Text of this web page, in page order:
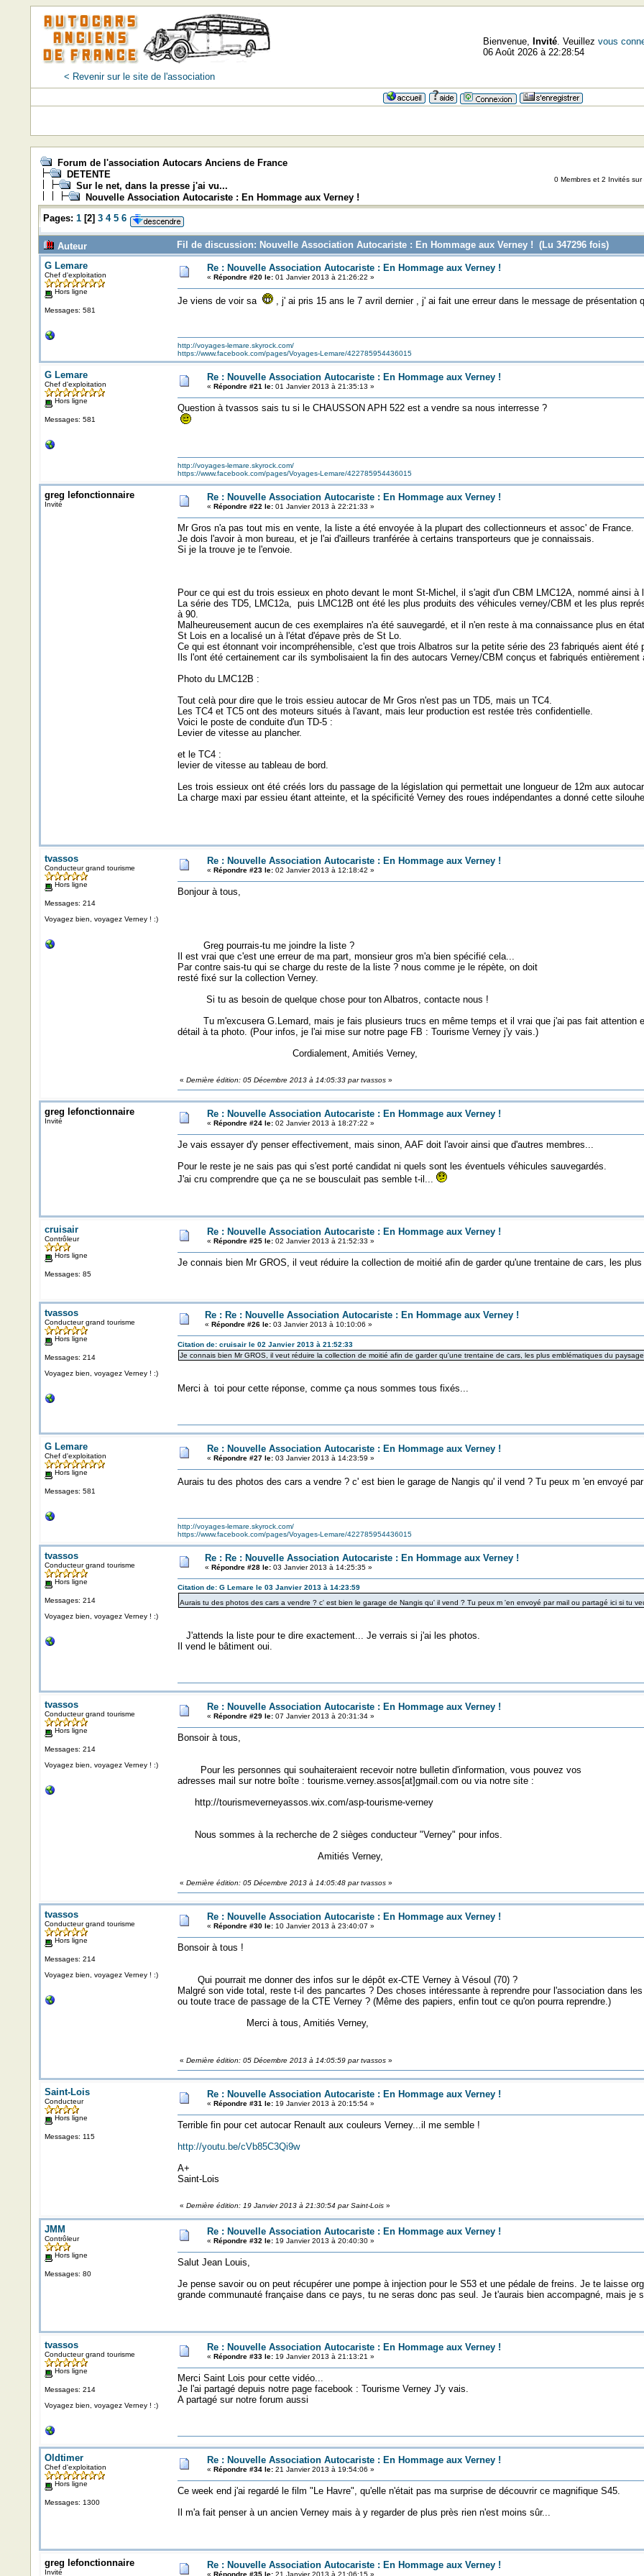
< Revenir sur le site de l'association
Bienvenue, Invité. Veuillez vous
06 Août 2026 à 22:28:54
Forum de l'association Autocars Anciens de France
DETENTE
Sur le net, dans la presse j'ai vu...
Nouvelle Association Autocariste : En Hommage aux Verney !
0 Membres et 2 Invités sur
Pages: 1[2] 3 4 5 6
Auteur
Fil de discussion: Nouvelle Association Autocariste : En Hommage aux Verney ! (Lu 347296 fois)
G Lemare
Chef d'exploitation
Hors ligne
Messages: 581
Re : Nouvelle Association Autocariste : En Hommage aux Verney !
« Répondre #20 le:01 Janvier 2013 à 21:26:22 »
Je viens de voir sa , j' ai pris 15 ans le 7 avril dernier , j' ai fait une erreur dans le message de présentation
http://voyages-lemare.skyrock.com/
https://www.facebook.com/pages/Voyages-Lemare/422785954436015
G Lemare
Chef d'exploitation
Hors ligne
Messages: 581
Re : Nouvelle Association Autocariste : En Hommage aux Verney !
« Répondre #21 le:01 Janvier 2013 à 21:35:13 »
Question à tvassos sais tu si le CHAUSSON APH 522 est a vendre sa nous interresse ?
http://voyages-lemare.skyrock.com/
https://www.facebook.com/pages/Voyages-Lemare/422785954436015
greg lefonctionnaire
Invité
Re : Nouvelle Association Autocariste : En Hommage aux Verney !
« Répondre #22 le:01 Janvier 2013 à 22:21:33 »
Mr Gros n'a pas tout mis en vente, la liste a été envoyée à la plupart des collectionneurs et assoc' de France.
Je dois l'avoir à mon bureau, et je l'ai d'ailleurs tranférée à certains transporteurs que je connaissais.
Si je la trouve je te l'envoie.
Pour ce qui est du trois essieux en photo devant le mont St-Michel, il s'agit d'un CBM LMC12A, nommé ainsi
La série des TD5, LMC12a, puis LMC12B ont été les plus produits des véhicules verney/CBM et les plus
à 90.
Malheureusement aucun de ces exemplaires n'a été sauvegardé, et il n'en reste à ma connaissance plus en
St Lois en a localisé un à l'état d'épave près de St Lo.
Ce qui est étonnant voir incompréhensible, c'est que trois Albatros sur la petite série des 23 fabriqués aient été
Ils l'ont été certainement car ils symbolisaient la fin des autocars Verney/CBM conçus et fabriqués
Photo du LMC12B :
Tout celà pour dire que le trois essieu autocar de Mr Gros n'est pas un TD5, mais un TC4.
Les TC4 et TC5 ont des moteurs situés à l'avant, mais leur production est restée très confidentielle.
Voici le poste de conduite d'un TD-5 :
Levier de vitesse au plancher.
et le TC4 :
levier de vitesse au tableau de bord.
Les trois essieux ont été créés lors du passage de la législation qui permettait une longueur de 12m aux
La charge maxi par essieu étant atteinte, et la spécificité Verney des roues indépendantes a donné cette
tvassos
Conducteur grand tourisme
Hors ligne
Messages: 214
Voyagez bien, voyagez Verney ! :)
Re : Nouvelle Association Autocariste : En Hommage aux Verney !
« Répondre #23 le:02 Janvier 2013 à 12:18:42 »
Bonjour à tous,
Greg pourrais-tu me joindre la liste ?
Il est vrai que c'est une erreur de ma part, monsieur gros m'a bien spécifié cela...
Par contre sais-tu qui se charge du reste de la liste ? nous comme je le répète, on doit
resté fixé sur la collection Verney.
Si tu as besoin de quelque chose pour ton Albatros, contacte nous !
Tu m'excusera G.Lemard, mais je fais plusieurs trucs en même temps et il vrai que j'ai pas fait attention
détail à ta photo. (Pour infos, je l'ai mise sur notre page FB : Tourisme Verney j'y vais.)
Cordialement, Amitiés Verney,
« Dernière édition: 05 Décembre 2013 à 14:05:33 par tvassos»
greg lefonctionnaire
Invité
Re : Nouvelle Association Autocariste : En Hommage aux Verney !
« Répondre #24 le:02 Janvier 2013 à 18:27:22 »
Je vais essayer d'y penser effectivement, mais sinon, AAF doit l'avoir ainsi que d'autres membres...
Pour le reste je ne sais pas qui s'est porté candidat ni quels sont les éventuels véhicules sauvegardés.
J'ai cru comprendre que ça ne se bousculait pas semble t-il...
cruisair
Contrôleur
Hors ligne
Messages: 85
Re : Nouvelle Association Autocariste : En Hommage aux Verney !
« Répondre #25 le:02 Janvier 2013 à 21:52:33 »
Je connais bien Mr GROS, il veut réduire la collection de moitié afin de garder qu'une trentaine de cars, les
tvassos
Conducteur grand tourisme
Hors ligne
Messages: 214
Voyagez bien, voyagez Verney ! :)
Re : Re : Nouvelle Association Autocariste : En Hommage aux Verney !
« Répondre #26 le:03 Janvier 2013 à 10:10:06 »
Citation de: cruisair le 02 Janvier 2013 à 21:52:33
Je connais bien Mr GROS, il veut réduire la collection de moitié afin de garder qu'une trentaine de cars, les plus emblématiques du
Merci à toi pour cette réponse, comme ça nous sommes tous fixés...
G Lemare
Chef d'exploitation
Hors ligne
Messages: 581
Re : Nouvelle Association Autocariste : En Hommage aux Verney !
« Répondre #27 le:03 Janvier 2013 à 14:23:59 »
Aurais tu des photos des cars a vendre ? c' est bien le garage de Nangis qu' il vend ? Tu peux m 'en envoyé
http://voyages-lemare.skyrock.com/
https://www.facebook.com/pages/Voyages-Lemare/422785954436015
tvassos
Conducteur grand tourisme
Hors ligne
Messages: 214
Voyagez bien, voyagez Verney ! :)
Re : Re : Nouvelle Association Autocariste : En Hommage aux Verney !
« Répondre #28 le:03 Janvier 2013 à 14:25:35 »
Citation de: G Lemare le 03 Janvier 2013 à 14:23:59
Aurais tu des photos des cars a vendre ? c' est bien le garage de Nangis qu' il vend ? Tu peux m 'en envoyé par mail ou partagé ici si tu
J'attends la liste pour te dire exactement... Je verrais si j'ai les photos.
Il vend le bâtiment oui.
tvassos
Conducteur grand tourisme
Hors ligne
Messages: 214
Voyagez bien, voyagez Verney ! :)
Re : Nouvelle Association Autocariste : En Hommage aux Verney !
« Répondre #29 le:07 Janvier 2013 à 20:31:34 »
Bonsoir à tous,
Pour les personnes qui souhaiteraient recevoir notre bulletin d'information, vous pouvez vos
adresses mail sur notre boîte : tourisme.verney.assos[at]gmail.com ou via notre site :
http://tourismeverneyassos.wix.com/asp-tourisme-verney
Nous sommes à la recherche de 2 sièges conducteur "Verney" pour infos.
Amitiés Verney,
« Dernière édition: 05 Décembre 2013 à 14:05:48 par tvassos»
tvassos
Conducteur grand tourisme
Hors ligne
Messages: 214
Voyagez bien, voyagez Verney ! :)
Re : Nouvelle Association Autocariste : En Hommage aux Verney !
« Répondre #30 le:10 Janvier 2013 à 23:40:07 »
Bonsoir à tous !
Qui pourrait me donner des infos sur le dépôt ex-CTE Verney à Vésoul (70) ?
Malgré son vide total, reste t-il des pancartes ? Des choses intéressante à reprendre pour l'association dans
ou toute trace de passage de la CTE Verney ? (Même des papiers, enfin tout ce qu'on pourra reprendre.)
Merci à tous, Amitiés Verney,
« Dernière édition: 05 Décembre 2013 à 14:05:59 par tvassos»
Saint-Lois
Conducteur
Hors ligne
Messages: 115
Re : Nouvelle Association Autocariste : En Hommage aux Verney !
« Répondre #31 le:19 Janvier 2013 à 20:15:54 »
Terrible fin pour cet autocar Renault aux couleurs Verney...il me semble !
http://youtu.be/cVb85C3Qi9w
A+
Saint-Lois
« Dernière édition: 19 Janvier 2013 à 21:30:54 par Saint-Lois»
JMM
Contrôleur
Hors ligne
Messages: 80
Re : Nouvelle Association Autocariste : En Hommage aux Verney !
« Répondre #32 le:19 Janvier 2013 à 20:40:30 »
Salut Jean Louis,
Je pense savoir ou on peut récupérer une pompe à injection pour le S53 et une pédale de freins. Je te laisse
grande communauté française dans ce pays, tu ne seras donc pas seul. Je t'aurais bien accompagné, mais je
tvassos
Conducteur grand tourisme
Hors ligne
Messages: 214
Voyagez bien, voyagez Verney ! :)
Re : Nouvelle Association Autocariste : En Hommage aux Verney !
« Répondre #33 le:19 Janvier 2013 à 21:13:21 »
Merci Saint Lois pour cette vidéo...
Je l'ai partagé depuis notre page facebook : Tourisme Verney J'y vais.
A partagé sur notre forum aussi
Oldtimer
Chef d'exploitation
Hors ligne
Messages: 1300
Re : Nouvelle Association Autocariste : En Hommage aux Verney !
« Répondre #34 le:21 Janvier 2013 à 19:54:06 »
Ce week end j'ai regardé le film "Le Havre", qu'elle n'était pas ma surprise de découvrir ce magnifique S45.
Il m'a fait penser à un ancien Verney mais à y regarder de plus près rien n'est moins sûr...
greg lefonctionnaire
Invité
Re : Nouvelle Association Autocariste : En Hommage aux Verney !
« Répondre #35 le:21 Janvier 2013 à 21:06:15 »